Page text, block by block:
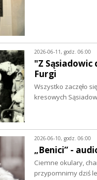
2026-06-11, godz. 06:00
"Z
Furgi
Wszystko zaczęło
kresowych
2026-06-10, godz. 06:00
„Benici” -
Ciemne okulary,
przypomnimy dziś